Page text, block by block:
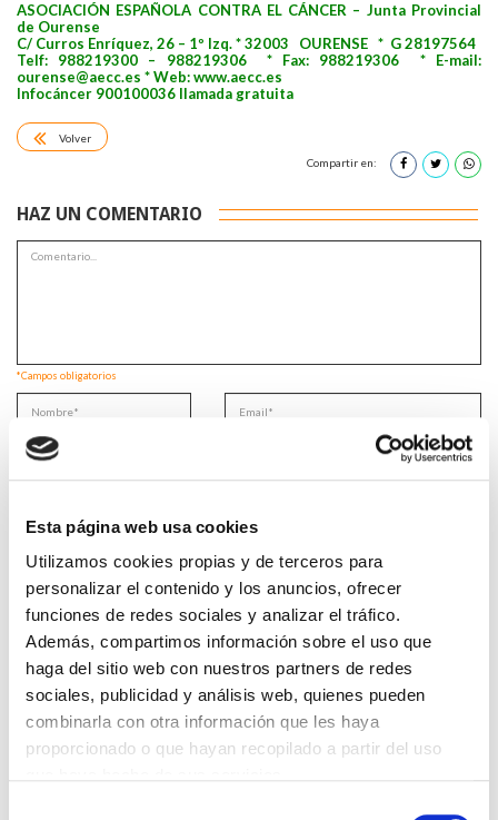
Esta página web usa cookies
Utilizamos cookies propias y de terceros para
personalizar el contenido y los anuncios, ofrecer
funciones de redes sociales y analizar el tráfico.
Además, compartimos información sobre el uso que
haga del sitio web con nuestros partners de redes
sociales, publicidad y análisis web, quienes pueden
combinarla con otra información que les haya
proporcionado o que hayan recopilado a partir del uso
ASOCIACIÓN ESPAÑOLA CONTRA EL CÁNCER – Junta Provincial
de Ourense
C/ Curros Enríquez, 26 – 1º Izq. * 32003 OURENSE * G 28197564
Telf: 988219300 – 988219306 * Fax: 988219306 * E-mail:
ourense@aecc.es * Web: www.aecc.es
Infocáncer 900100036 llamada gratuita
Volver
Compartir en:
HAZ UN COMENTARIO
*Campos obligatorios
DESTACADAS
SANIDAD CREA UN DIPLOMA OFICIAL PARA RECONOCER LA
LABOR DE LOS TUTORES DE RESIDENTES
LA ALIANZA MÉDICA POR LA SALUD PLANETARIA SE ADHIERE
03/08/2026